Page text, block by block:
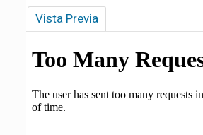
Vista Previa